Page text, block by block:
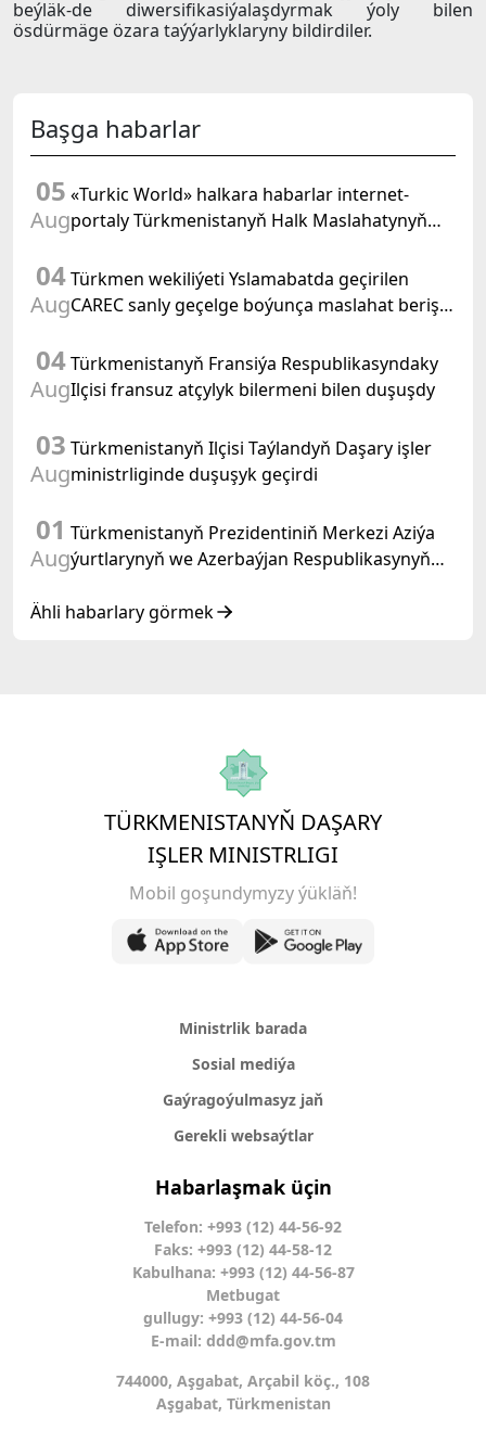
beýläk-de diwersifikasiýalaşdyrmak ýoly bilen
ösdürmäge özara taýýarlyklaryny bildirdiler.
Başga habarlar
05
Aug
«Turkic World» halkara habarlar internet-
portaly Türkmenistanyň Halk Maslahatynyň
beýan eder
04
Aug
Türkmen wekiliýeti Yslamabatda geçirilen
CAREC sanly geçelge boýunça maslahat beriş
04
Aug
Türkmenistanyň Fransiýa Respublikasyndaky
Ilçisi fransuz atçylyk bilermeni bilen duşuşdy
03
Aug
Türkmenistanyň Ilçisi Taýlandyň Daşary işler
ministrliginde duşuşyk geçirdi
01
Aug
Türkmenistanyň Prezidentiniň Merkezi Aziýa
ýurtlarynyň we Azerbaýjan Respublikasynyň
duşuşygyndaky ÇYKYŞY
Ähli habarlary görmek
TÜRKMENISTANYŇ DAŞARY
IŞLER MINISTRLIGI
Mobil goşundymyzy ýükläň!
Ministrlik barada
Sosial mediýa
Gaýragoýulmasyz jaň
Gerekli websaýtlar
Habarlaşmak üçin
Telefon: +993 (12) 44-56-92
Faks: +993 (12) 44-58-12
Kabulhana: +993 (12) 44-56-87
Metbugat
gullugy: +993 (12) 44-56-04
E-mail: ddd@mfa.gov.tm
744000, Aşgabat, Arçabil köç., 108
Aşgabat, Türkmenistan